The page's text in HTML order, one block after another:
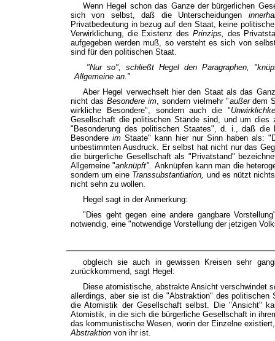
Wenn Hegel schon das Ganze der bürgerlichen
sich von selbst, daß die Unterscheidungen
Privatbedeutung in bezug auf den Staat, keine
Verwirklichung, die Existenz des Prinzips, des
aufgegeben werden muß, so versteht es sich von
sind für den politischen Staat.
"Nur so", schließt Hegel den Paragraphen,
Allgemeine an."
Aber Hegel verwechselt hier den Staat als das
nicht das Besondere im, sondern vielmehr "außerdem
wirkliche Besondere", sondern auch die "
Gesellschaft die politischen Stände sind, und um
"Besonderung des politischen Staates", d. i., daß
Besondere im Staate" kann hier nur Sinn haben als:
unbestimmten Ausdruck. Er selbst hat nicht nur das
die bürgerliche Gesellschaft als "Privatstand"
Allgemeine "anknüpft". Anknüpfen kann man die
sondern um eine Transsubstantiation, und es nützt
nicht sehn zu wollen.
Hegel sagt in der Anmerkung:
"Dies geht gegen eine andere gangbare
notwendig, eine "notwendige Vorstellung der jetzigen
obgleich sie auch in gewissen Kreisen sehr
zurückkommend, sagt Hegel:
Diese atomistische, abstrakte Ansicht verschwindet
allerdings, aber sie ist die "Abstraktion" des
die Atomistik der Gesellschaft selbst. Die "Ansicht"
Atomistik, in die sich die bürgerliche Gesellschaft in
das kommunistische Wesen, worin der Einzelne
Abstraktion von ihr ist.